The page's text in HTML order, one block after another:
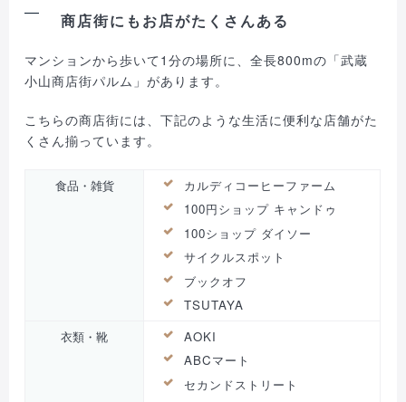
商店街にもお店がたくさんある
マンションから歩いて1分の場所に、全長800mの「武蔵
小山商店街パルム」があります。
こちらの商店街には、下記のような生活に便利な店舗がた
くさん揃っています。
食品・雑貨
カルディコーヒーファーム
100円ショップ キャンドゥ
100ショップ ダイソー
サイクルスポット
ブックオフ
TSUTAYA
衣類・靴
AOKI
ABCマート
セカンドストリート